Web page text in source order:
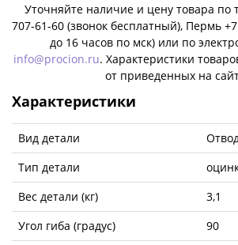
Уточняйте наличие и цену товара по
707-61-60 (звонок бесплатный), Пермь
до 16 часов по мск) или по
info@procion.ru. Характеристики
от приведенных на
Характеристики
Вид детали
Тип детали
Вес детали (кг)
3,1
Угол гиба (градус)
90